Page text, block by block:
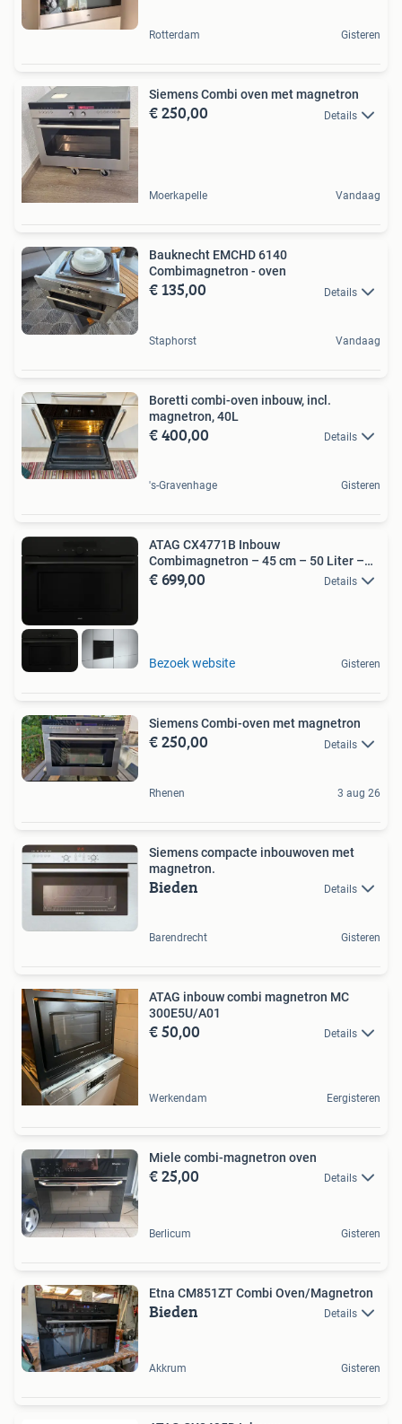
Rotterdam Gisteren
Siemens Combi oven met magnetron
€ 250,00 Details
Moerkapelle Vandaag
Bauknecht EMCHD 6140
Combimagnetron - oven
€ 135,00 Details
Staphorst Vandaag
Boretti combi-oven inbouw, incl.
magnetron, 40L
€ 400,00 Details
's-Gravenhage Gisteren
ATAG CX4771B Inbouw
Combimagnetron – 45 cm – 50 Liter –
Zwar
€ 699,00 Details
Bezoek website Gisteren
Siemens Combi-oven met magnetron
€ 250,00 Details
Rhenen 3 aug 26
Siemens compacte inbouwoven met
magnetron.
Bieden Details
Barendrecht Gisteren
ATAG inbouw combi magnetron MC
300E5U/A01
€ 50,00 Details
Werkendam Eergisteren
Miele combi-magnetron oven
€ 25,00 Details
Berlicum Gisteren
Etna CM851ZT Combi Oven/Magnetron
Bieden Details
Akkrum Gisteren